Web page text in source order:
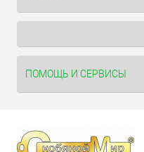
ПОМОЩЬ И СЕРВИСЫ